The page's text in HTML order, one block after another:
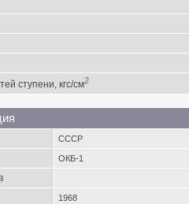
ступени, кгс/см2
СССР
ОКБ-1
1968